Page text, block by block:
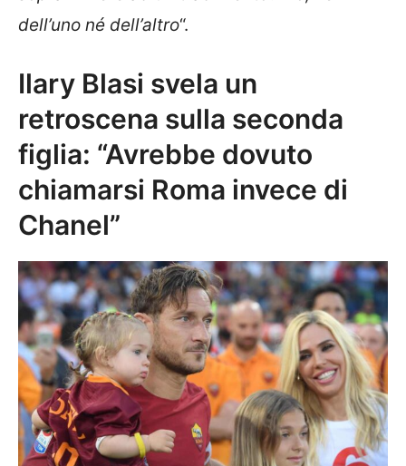
dell’uno né dell’altro“.
Ilary Blasi svela un
retroscena sulla seconda
figlia: “Avrebbe dovuto
chiamarsi Roma invece di
Chanel”